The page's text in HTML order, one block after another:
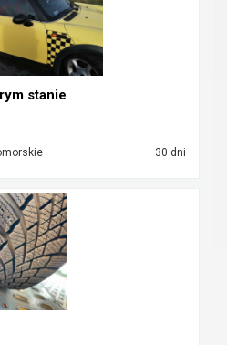
stanie
30 dni